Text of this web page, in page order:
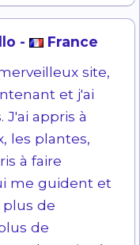
-
France
site,
et j'ai
appris à
les plantes,
à faire
me guident et
de
de